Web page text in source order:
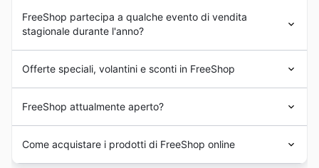
italiano.
FreeShop partecipa a qualche evento di vendita
stagionale durante l'anno?
offerte volantinie glisconti settimanalidei tuoi negozi
preferiti in tutta Italia. Non solo, ma trovi anche brochure
e promozioni per saldi primaverili
a scuola
sconti autunnali
Partecipiamo attivamente a eventi globali come
Offerte speciali, volantini e sconti in FreeShop
elettronici ed elettrodomesticiper tutti coloro che
cercano qualità, convenienza e servizio.
FreeShop attualmente aperto?
7:30 alle 19:00. Il sabato apre dalle 7:30 alle 12:00.
Come acquistare i prodotti di FreeShop online